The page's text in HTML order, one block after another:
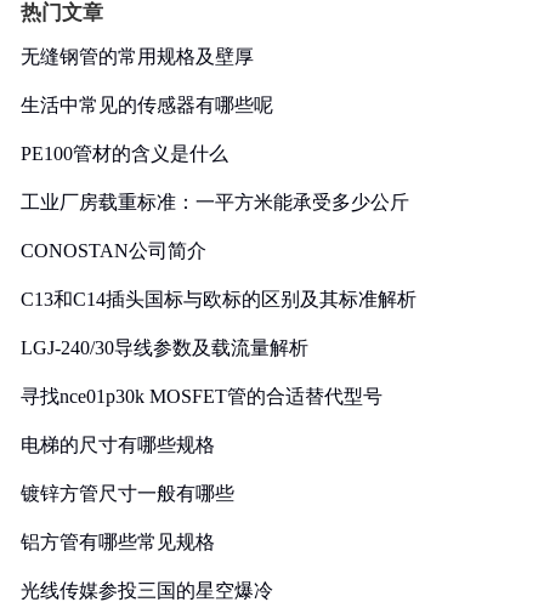
热门文章
无缝钢管的常用规格及壁厚
生活中常见的传感器有哪些呢
PE100管材的含义是什么
工业厂房载重标准：一平方米能承受多少公斤
CONOSTAN公司简介
C13和C14插头国标与欧标的区别及其标准解析
LGJ-240/30导线参数及载流量解析
寻找nce01p30k MOSFET管的合适替代型号
电梯的尺寸有哪些规格
镀锌方管尺寸一般有哪些
铝方管有哪些常见规格
光线传媒参投三国的星空爆冷